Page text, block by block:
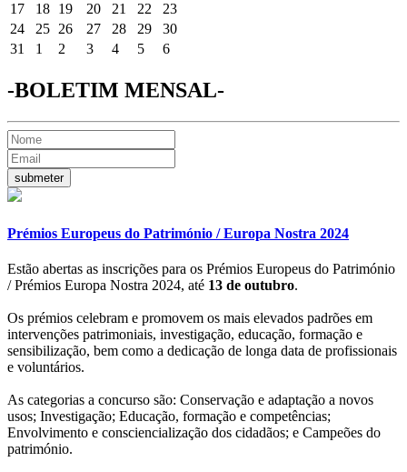
17
18 19 20 21 22
23
24
25 26 27 28 29
30
31
1 2 3 4 5 6
-BOLETIM MENSAL-
Prémios Europeus do Património / Europa Nostra 2024
Estão abertas as inscrições para os Prémios Europeus do Património
/ Prémios Europa Nostra 2024, até 13 de outubro.
Os prémios celebram e promovem os mais elevados padrões em
intervenções patrimoniais, investigação, educação, formação e
sensibilização, bem como a dedicação de longa data de profissionais
e voluntários.
As categorias a concurso são: Conservação e adaptação a novos
usos; Investigação; Educação, formação e competências;
Envolvimento e consciencialização dos cidadãos; e Campeões do
património.